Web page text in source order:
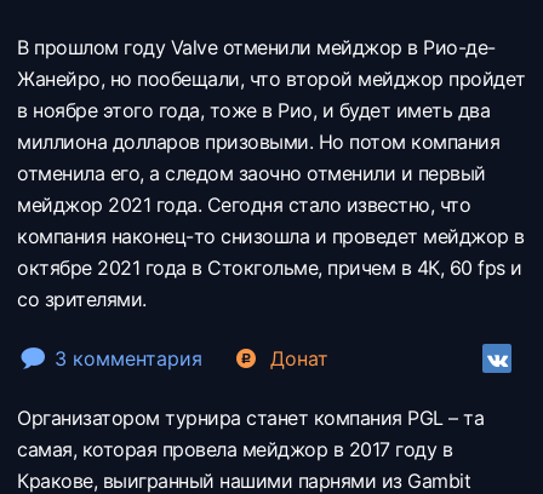
В прошлом году Valve отменили мейджор в Рио-де-
Жанейро, но пообещали, что второй мейджор пройдет
в ноябре этого года, тоже в Рио, и будет иметь два
миллиона долларов призовыми. Но потом компания
отменила его, а следом заочно отменили и первый
мейджор 2021 года. Сегодня стало известно, что
компания наконец-то снизошла и проведет мейджор в
октябре 2021 года в Стокгольме, причем в 4К, 60 fps и
со зрителями.
3 комментария Донат
Организатором турнира станет компания PGL – та
самая, которая провела мейджор в 2017 году в
Кракове, выигранный нашими парнями из Gambit